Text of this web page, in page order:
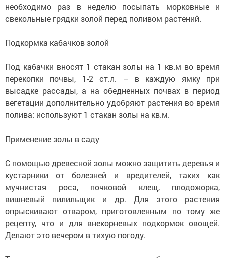
необходимо раз в неделю посыпать морковные и
свекольные грядки золой перед поливом растений.
Подкормка кабачков золой
Под кабачки вносят 1 стакан золы на 1 кв.м во время
перекопки почвы, 1-2 ст.л. – в каждую ямку при
высадке рассады, а на обедненных почвах в период
вегетации дополнительно удобряют растения во время
полива: используют 1 стакан золы на кв.м.
Применение золы в саду
С помощью древесной золы можно защитить деревья и
кустарники от болезней и вредителей, таких как
мучнистая роса, почковой клещ, плодожорка,
вишневый пилильщик и др. Для этого растения
опрыскивают отваром, приготовленным по тому же
рецепту, что и для внекорневых подкормок овощей.
Делают это вечером в тихую погоду.